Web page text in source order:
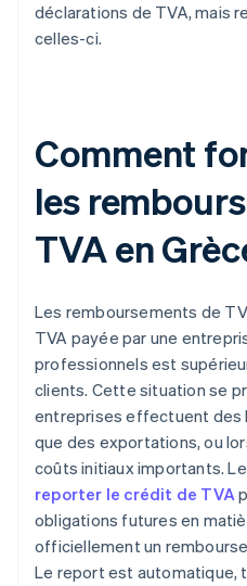
déclarations de TVA, mais
celles-ci.
Comment
les
TVA en
Les remboursements de
TVA payée par une
professionnels est
clients. Cette situation se
entreprises effectuent des
que des exportations, ou
coûts initiaux importants.
reporter le crédit de TVA
obligations futures en
officiellement un
Le report est automatique,